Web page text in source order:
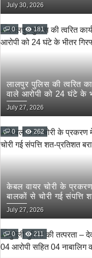
के दिये गये निर्देश
July 30, 2026
0 181
लालपुर पुलिस की त्वरित
वाले आरोपी को 24 घंटे के
July 27, 2026
0 262
केबल वायर चोरी के
बालकों से चोरी गई संपत्ति
July 27, 2026
0 211